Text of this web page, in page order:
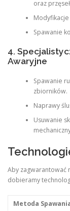
oraz
Spawanie
4.
Awaryjne
Spawanie
zbiorników.
Naprawy
Usuwanie
Aby zagwarantować
dobieramy
Metoda